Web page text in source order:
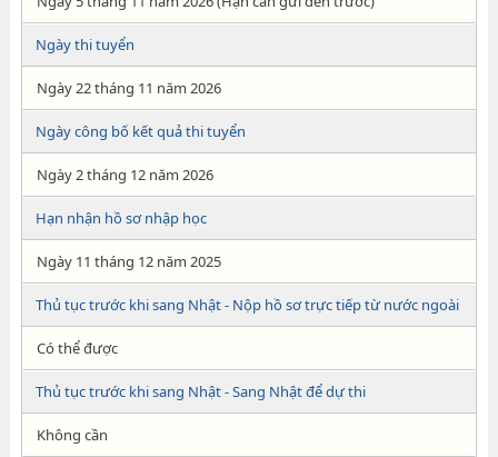
Ngày thi tuyển
Ngày 22 tháng 11 năm 2026
Ngày công bố kết quả thi tuyển
Ngày 2 tháng 12 năm 2026
Hạn nhận hồ sơ nhập học
Ngày 11 tháng 12 năm 2025
Thủ tục trước khi sang Nhật - Nộp hồ sơ trực tiếp từ nước ngoài
Có thể được
Thủ tục trước khi sang Nhật - Sang Nhật để dự thi
Không cần